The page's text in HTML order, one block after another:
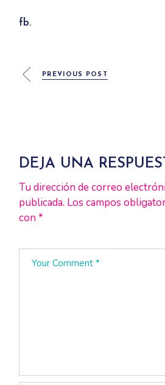
fb.
PREVIOUS POST
DEJA UNA
Tu dirección de correo
publicada. Los campos
con*